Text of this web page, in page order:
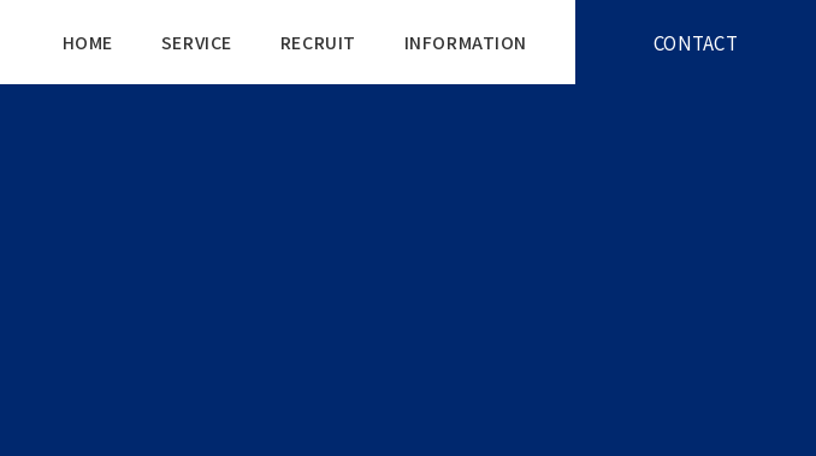
HOME SERVICE RECRUIT INFORMATION CONTACT